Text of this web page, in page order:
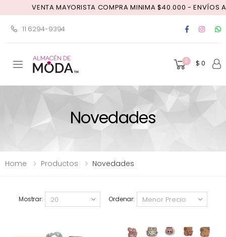
MAYORISTA COMPRA MINIMA $40.000 - ENVÍOS A TODO EL
11 6294-9394
Toggle mobile menu
0 $ 0
Novedades
Home Productos Novedades
Mostrar: Ordenar: